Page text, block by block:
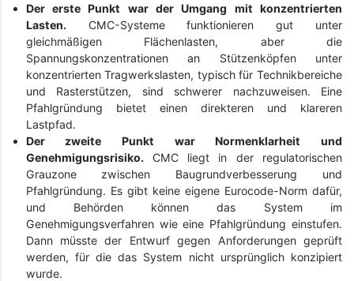
Der erste Punkt war der Umgang mit konzentrierten
Lasten.CMC-Systeme funktionieren gut unter
gleichmäßigen Flächenlasten, aber die
Spannungskonzentrationen an Stützenköpfen unter
konzentrierten Tragwerkslasten, typisch für Technikbereiche
und Rasterstützen, sind schwerer nachzuweisen. Eine
Pfahlgründung bietet einen direkteren und klareren
Lastpfad.
Der zweite Punkt war Normenklarheit und
Genehmigungsrisiko.CMC liegt in der regulatorischen
Grauzone zwischen Baugrundverbesserung und
Pfahlgründung. Es gibt keine eigene Eurocode-Norm dafür,
und Behörden können das System im
Genehmigungsverfahren wie eine Pfahlgründung einstufen.
Dann müsste der Entwurf gegen Anforderungen geprüft
werden, für die das System nicht ursprünglich konzipiert
wurde.